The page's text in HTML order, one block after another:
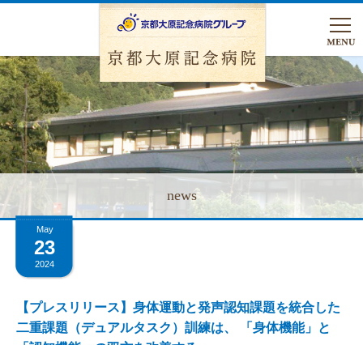
医療関係者
病院のご案内
May
23
2024
【プレスリリース】身体運動と発声認知課題を統合した
二重課題（デュアルタスク）訓練は、 「身体機能」と